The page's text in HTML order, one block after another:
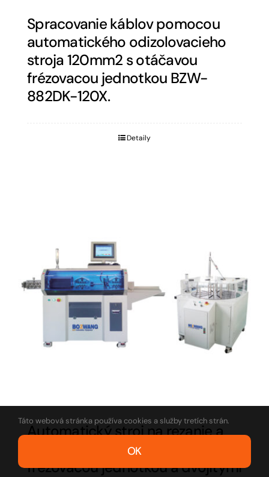
Spracovanie káblov pomocou
automatického odizolovacieho
stroja 120mm2 s otáčavou
frézovacou jednotkou BZW-
882DK-120X.
Detaily
Automatický stroj na rezanie a
odizolovanie s otáčavou
frézovacou jednotkou a dvojitými
Táto webová stránka používa cookies a služby tretích strán.
OK